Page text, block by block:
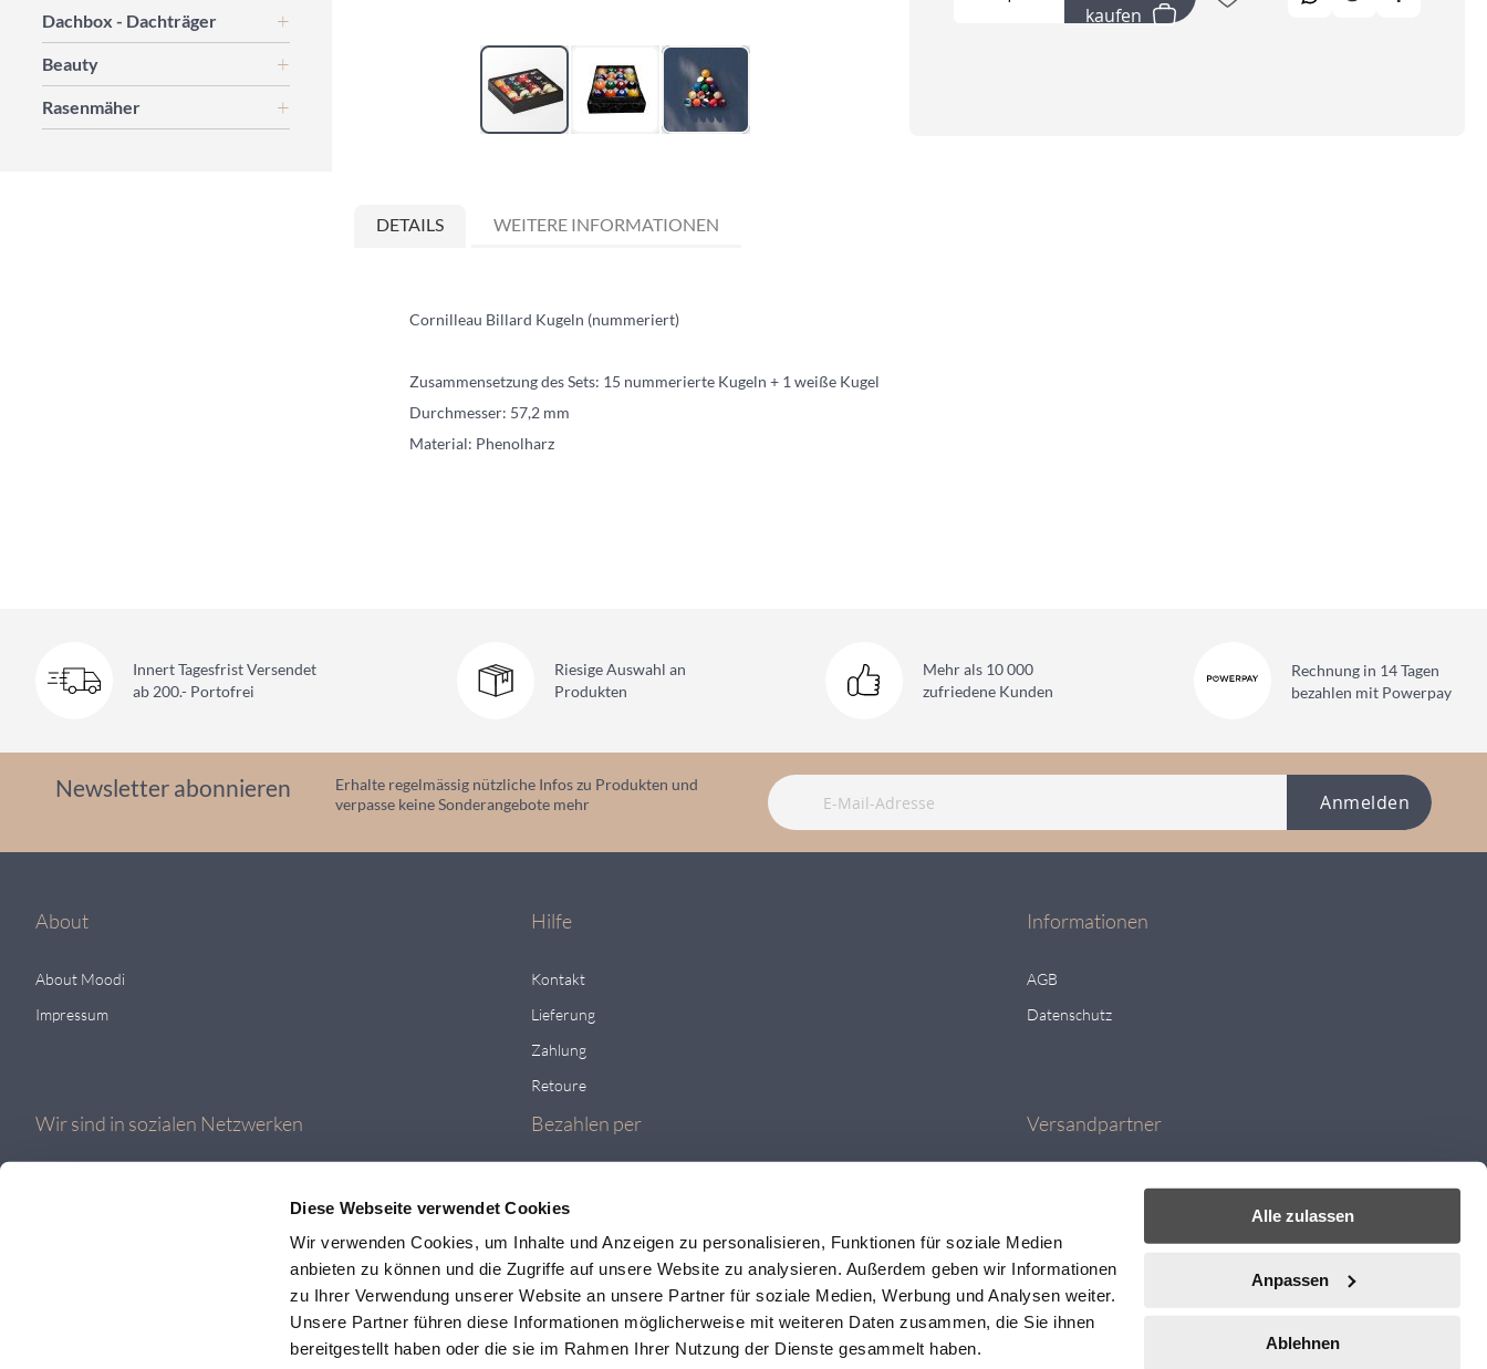
Diese Webseite verwendet Cookies
Wir verwenden Cookies, um Inhalte und Anzeigen zu personalisieren, Funktionen für soziale Medien
anbieten zu können und die Zugriffe auf unsere Website zu analysieren. Außerdem geben wir Informationen
zu Ihrer Verwendung unserer Website an unsere Partner für soziale Medien, Werbung und Analysen weiter.
Unsere Partner führen diese Informationen möglicherweise mit weiteren Daten zusammen, die Sie ihnen
bereitgestellt haben oder die sie im Rahmen Ihrer Nutzung der Dienste gesammelt haben.
Alle zulassen
Anpassen
Ablehnen
kaufen
Bildgalerie
DETAILS
Cornilleau Billard Kugeln (nummeriert)
Zusammensetzung des Sets: 15 nummerierte Kugeln + 1 weiße Kugel
Durchmesser: 57,2 mm
Material: Phenolharz
WEITERE INFORMATIONEN
Dachbox - Dachträger
Beauty
Rasenmäher
Innert Tagesfrist Versendet
ab 200.- Portofrei
Riesige Auswahl an
Produkten
Mehr als 10 000
zufriedene Kunden
Rechnung in 14 Tagen
bezahlen mit Powerpay
Newsletter abonnieren
Erhalte regelmässig nützliche Infos zu Produkten und
verpasse keine Sonderangebote mehr
Anmelden
About
About Moodi
Impressum
Hilfe
Kontakt
Lieferung
Zahlung
Retoure
Informationen
AGB
Datenschutz
Wir sind in sozialen Netzwerken Bezahlen per Versandpartner
Viele weitere Artikel finden Sie auf